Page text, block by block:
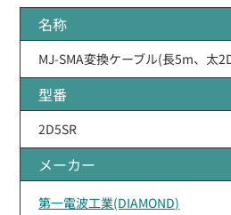
名称
MJ-SMA変換ケーブル(長5m、太
型番
2D5SR
メーカー
第一電波工業(DIAMOND)